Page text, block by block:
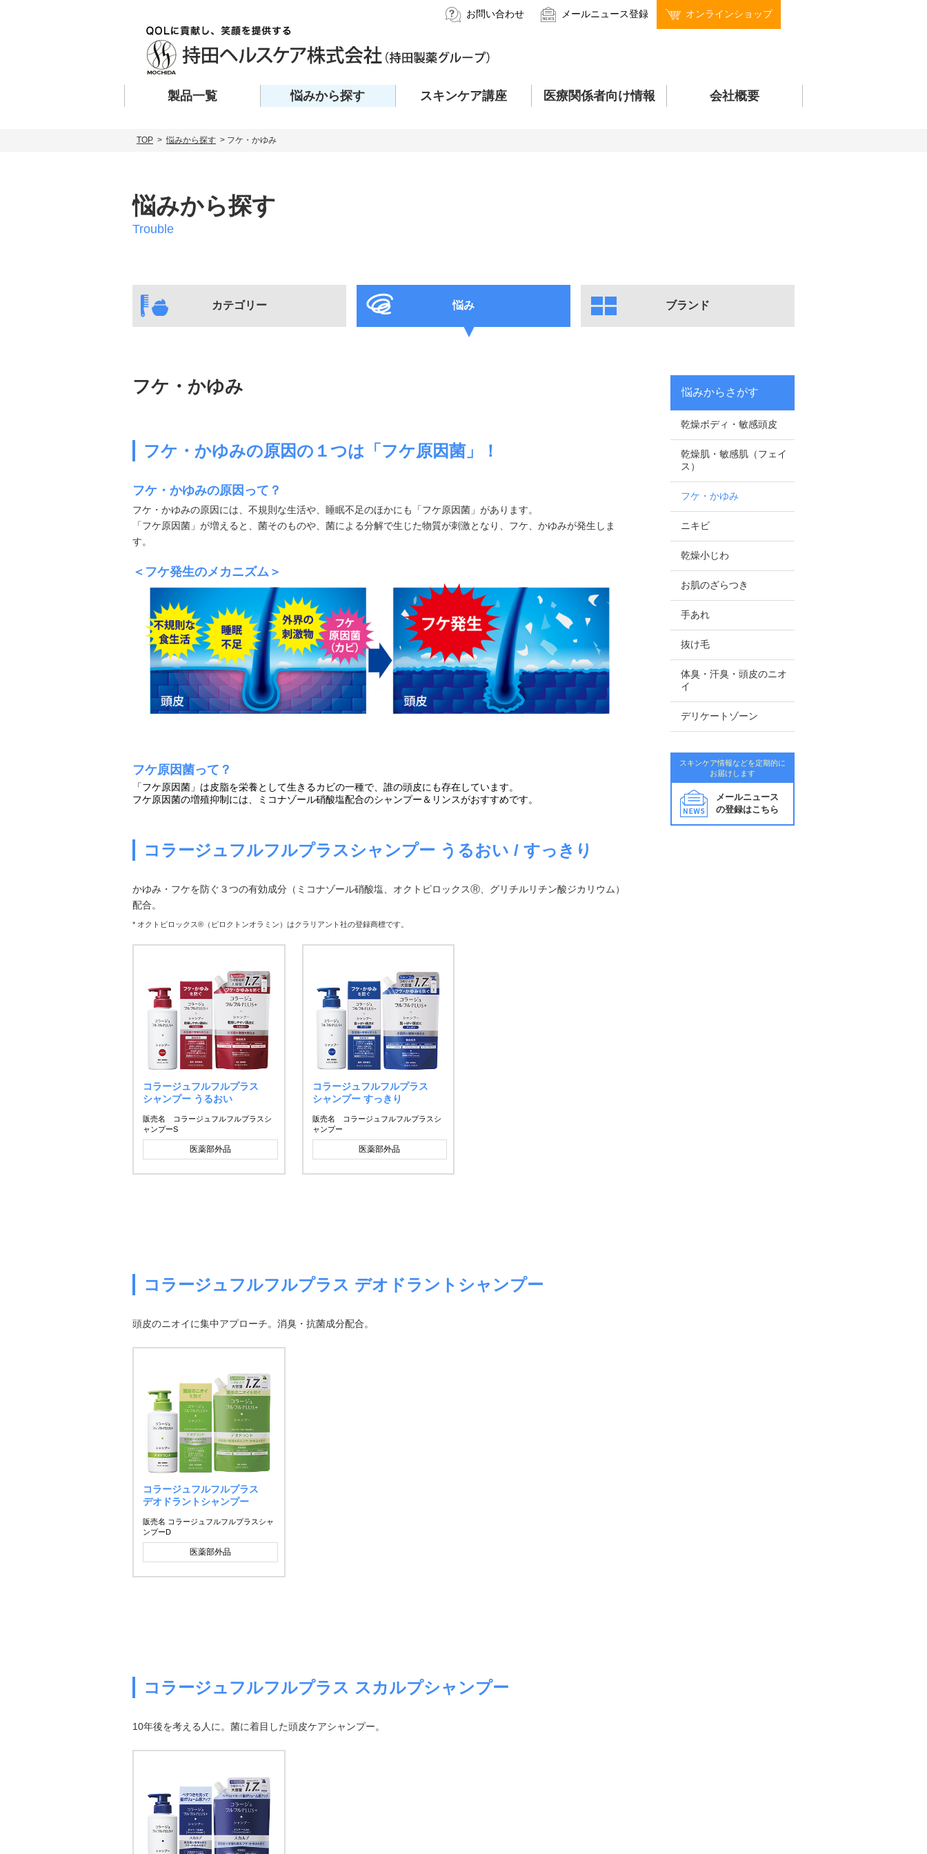
お問い合わせ メールニュース登録 オンラインショップ
製品一覧 悩みから探す スキンケア講座 医療関係者向け情報 会社概要
TOP > 悩みから探す > フケ・かゆみ
悩みから探す
Trouble
カテゴリー 悩み ブランド
フケ・かゆみ
フケ・かゆみの原因の１つは「フケ原因菌」！
フケ・かゆみの原因って？
フケ・かゆみの原因には、不規則な生活や、睡眠不足のほかにも「フケ原因菌」があります。
「フケ原因菌」が増えると、菌そのものや、菌による分解で生じた物質が刺激となり、フケ、かゆみが発生しま
す。
＜フケ発生のメカニズム＞
フケ原因菌って？
「フケ原因菌」は皮脂を栄養として生きるカビの一種で、誰の頭皮にも存在しています。
フケ原因菌の増殖抑制には、ミコナゾール硝酸塩配合のシャンプー＆リンスがおすすめです。
コラージュフルフルプラスシャンプー うるおい / すっきり
かゆみ・フケを防ぐ３つの有効成分（ミコナゾール硝酸塩、オクトピロックスⓇ、グリチルリチン酸ジカリウム）
配合。
* オクトピロックス®（ピロクトンオラミン）はクラリアント社の登録商標です。
コラージュフルフルプラス
シャンプー うるおい
販売名 コラージュフルフルプラスシ
ャンプーS
医薬部外品
コラージュフルフルプラス
シャンプー すっきり
販売名 コラージュフルフルプラスシ
ャンプー
医薬部外品
コラージュフルフルプラス デオドラントシャンプー
頭皮のニオイに集中アプローチ。消臭・抗菌成分配合。
コラージュフルフルプラス
デオドラントシャンプー
販売名 コラージュフルフルプラスシャ
ンプーD
医薬部外品
コラージュフルフルプラス スカルプシャンプー
10年後を考える人に。菌に着目した頭皮ケアシャンプー。
悩みからさがす
乾燥ボディ・敏感頭皮
乾燥肌・敏感肌（フェイ
ス）
フケ・かゆみ
ニキビ
乾燥小じわ
お肌のざらつき
手あれ
抜け毛
体臭・汗臭・頭皮のニオ
イ
デリケートゾーン
スキンケア情報などを定期的に
お届けします
メールニュース
の登録はこちら